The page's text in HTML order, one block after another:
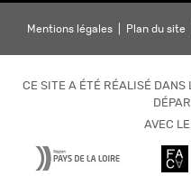
Mentions légales Plan du site
CE SITE A ÉTÉ RÉALISÉ DANS
AVEC